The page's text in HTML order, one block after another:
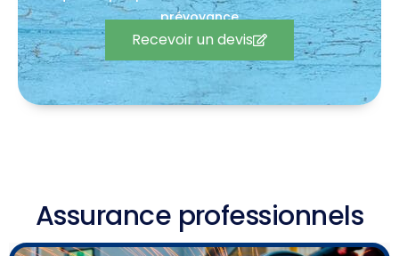
prévoyance
Recevoir un devis
Assurance professionnels